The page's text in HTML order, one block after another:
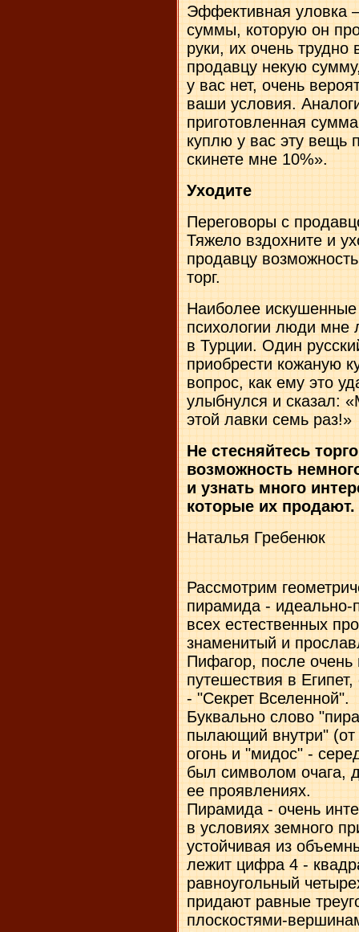
Эффективная уловка
суммы, которую он
руки, их очень
продавцу некую
у вас нет, очень
ваши условия.
приготовленная
куплю у вас эту вещь
скинете мне 10%».
Уходите
Переговоры с
Тяжело вздохните и
продавцу
торг.
Наиболее искушенные
психологии люди мне
в Турции. Один
приобрести кожаную
вопрос, как ему это
улыбнулся и сказал:
этой лавки семь раз!»
Не стесняйтесь
возможность
и узнать много
которые их
Наталья Гребенюк
Рассмотрим
пирамида -
всех естественных
знаменитый и
Пифагор, после очень
путешествия в
- "Секрет Вселенной".
Буквально слово
пылающий внутри" (от
огонь и "мидос" -
был символом очага,
ее проявлениях.
Пирамида - очень
в условиях земного
устойчивая из
лежит цифра 4 -
равноугольный
придают равные
плоскостями-